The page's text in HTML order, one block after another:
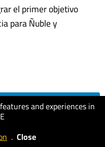
and experiences in
. Close
el primer objetivo
para Ñuble y